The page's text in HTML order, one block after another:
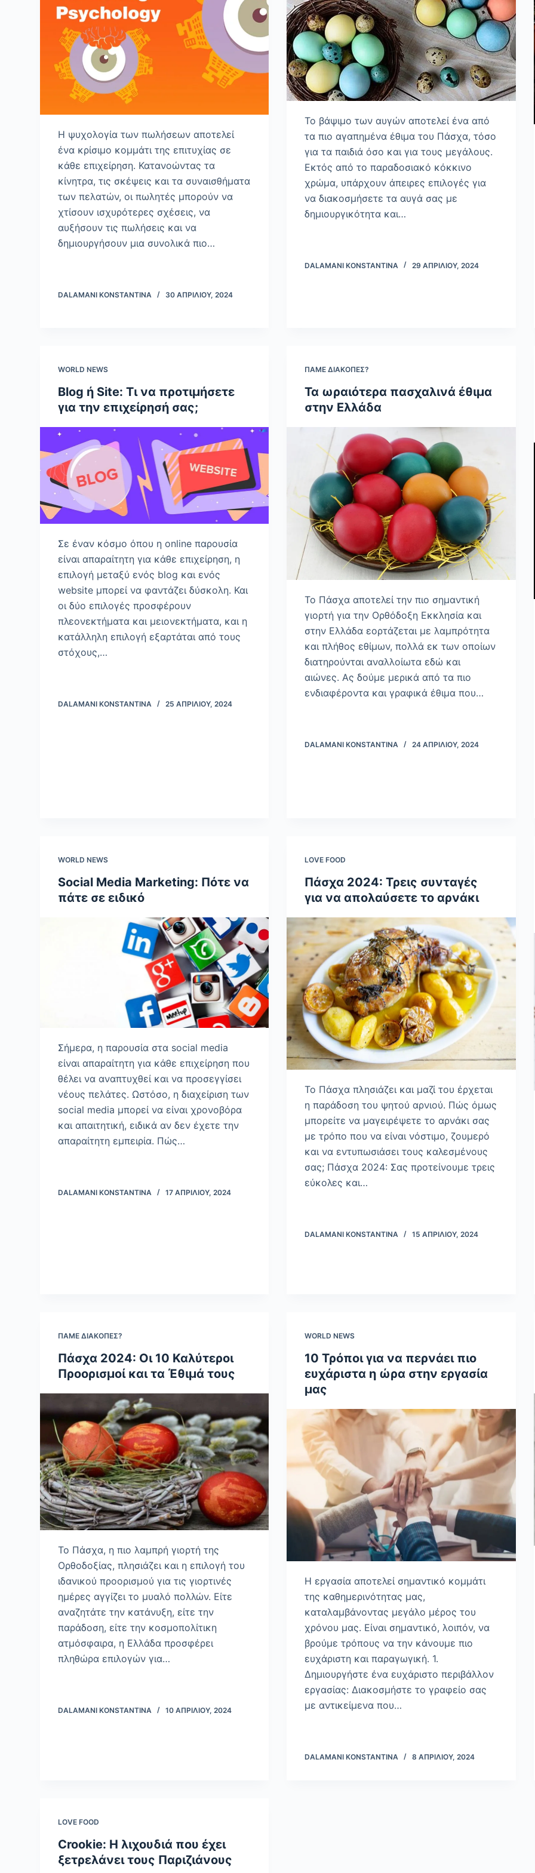
Η ψυχολογία των πωλήσεων αποτελεί
ένα κρίσιμο κομμάτι της επιτυχίας σε
κάθε επιχείρηση. Κατανοώντας τα
κίνητρα, τις σκέψεις και τα συναισθήματα
των πελατών, οι πωλητές μπορούν να
χτίσουν ισχυρότερες σχέσεις, να
αυξήσουν τις πωλήσεις και να
δημιουργήσουν μια συνολικά πιο…
DALAMANI KONSTANTINA 30 ΑΠΡΙΛΊΟΥ, 2024
Το βάψιμο των αυγών αποτελεί ένα από
τα πιο αγαπημένα έθιμα του Πάσχα, τόσο
για τα παιδιά όσο και για τους μεγάλους.
Εκτός από το παραδοσιακό κόκκινο
χρώμα, υπάρχουν άπειρες επιλογές για
να διακοσμήσετε τα αυγά σας με
δημιουργικότητα και…
DALAMANI KONSTANTINA 29 ΑΠΡΙΛΊΟΥ, 2024
WORLD NEWS
Blog ή Site: Τι να προτιμήσετε
για την επιχείρησή σας;
Σε έναν κόσμο όπου η online παρουσία
είναι απαραίτητη για κάθε επιχείρηση, η
επιλογή μεταξύ ενός blog και ενός
website μπορεί να φαντάζει δύσκολη. Και
οι δύο επιλογές προσφέρουν
πλεονεκτήματα και μειονεκτήματα, και η
κατάλληλη επιλογή εξαρτάται από τους
στόχους,…
DALAMANI KONSTANTINA 25 ΑΠΡΙΛΊΟΥ, 2024
ΠΆΜΕ ΔΙΑΚΟΠΈΣ?
Τα ωραιότερα πασχαλινά έθιμα
στην Ελλάδα
Το Πάσχα αποτελεί την πιο σημαντική
γιορτή για την Ορθόδοξη Εκκλησία και
στην Ελλάδα εορτάζεται με λαμπρότητα
και πλήθος εθίμων, πολλά εκ των οποίων
διατηρούνται αναλλοίωτα εδώ και
αιώνες. Ας δούμε μερικά από τα πιο
ενδιαφέροντα και γραφικά έθιμα που…
DALAMANI KONSTANTINA 24 ΑΠΡΙΛΊΟΥ, 2024
WORLD NEWS
Social Media Marketing: Πότε να
πάτε σε ειδικό
Σήμερα, η παρουσία στα social media
είναι απαραίτητη για κάθε επιχείρηση που
θέλει να αναπτυχθεί και να προσεγγίσει
νέους πελάτες. Ωστόσο, η διαχείριση των
social media μπορεί να είναι χρονοβόρα
και απαιτητική, ειδικά αν δεν έχετε την
απαραίτητη εμπειρία. Πώς…
DALAMANI KONSTANTINA 17 ΑΠΡΙΛΊΟΥ, 2024
LOVE FOOD
Πάσχα 2024: Τρεις συνταγές
για να απολαύσετε το αρνάκι
Το Πάσχα πλησιάζει και μαζί του έρχεται
η παράδοση του ψητού αρνιού. Πώς όμως
μπορείτε να μαγειρέψετε το αρνάκι σας
με τρόπο που να είναι νόστιμο, ζουμερό
και να εντυπωσιάσει τους καλεσμένους
σας; Πάσχα 2024: Σας προτείνουμε τρεις
εύκολες και…
DALAMANI KONSTANTINA 15 ΑΠΡΙΛΊΟΥ, 2024
ΠΆΜΕ ΔΙΑΚΟΠΈΣ?
Πάσχα 2024: Οι 10 Καλύτεροι
Προορισμοί και τα Έθιμά τους
Το Πάσχα, η πιο λαμπρή γιορτή της
Ορθοδοξίας, πλησιάζει και η επιλογή του
ιδανικού προορισμού για τις γιορτινές
ημέρες αγγίζει το μυαλό πολλών. Είτε
αναζητάτε την κατάνυξη, είτε την
παράδοση, είτε την κοσμοπολίτικη
ατμόσφαιρα, η Ελλάδα προσφέρει
πληθώρα επιλογών για…
DALAMANI KONSTANTINA 10 ΑΠΡΙΛΊΟΥ, 2024
WORLD NEWS
10 Τρόποι για να περνάει πιο
ευχάριστα η ώρα στην εργασία
μας
Η εργασία αποτελεί σημαντικό κομμάτι
της καθημερινότητας μας,
καταλαμβάνοντας μεγάλο μέρος του
χρόνου μας. Είναι σημαντικό, λοιπόν, να
βρούμε τρόπους να την κάνουμε πιο
ευχάριστη και παραγωγική. 1.
Δημιουργήστε ένα ευχάριστο περιβάλλον
εργασίας: Διακοσμήστε το γραφείο σας
με αντικείμενα που…
DALAMANI KONSTANTINA 8 ΑΠΡΙΛΊΟΥ, 2024
LOVE FOOD
Crookie: Η λιχουδιά που έχει
ξετρελάνει τους Παριζιάνους